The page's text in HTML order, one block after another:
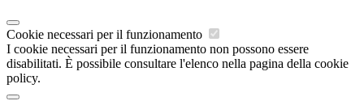
Cookie necessari per il funzionamento
I cookie necessari per il funzionamento non possono essere
disabilitati. È possibile consultare l'elenco nella pagina della cookie
policy.